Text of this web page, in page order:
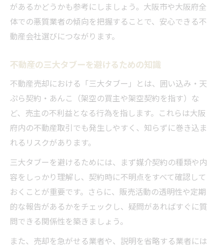
があるかどうかも参考にしましょう。大阪市や大阪府全
体での悪質業者の傾向を把握することで、安心できる不
動産会社選びにつながります。
不動産の三大タブーを避けるための知識
不動産売却における「三大タブー」とは、囲い込み・天
ぷら契約・あんこ（架空の買主や架空契約を指す）な
ど、売主の不利益となる行為を指します。これらは大阪
府内の不動産取引でも発生しやすく、知らずに巻き込ま
れるリスクがあります。
三大タブーを避けるためには、まず媒介契約の種類や内
容をしっかり理解し、契約時に不明点をすべて確認して
おくことが重要です。さらに、販売活動の透明性や定期
的な報告があるかをチェックし、疑問があればすぐに質
問できる関係性を築きましょう。
また、売却を急がせる業者や、説明を省略する業者には